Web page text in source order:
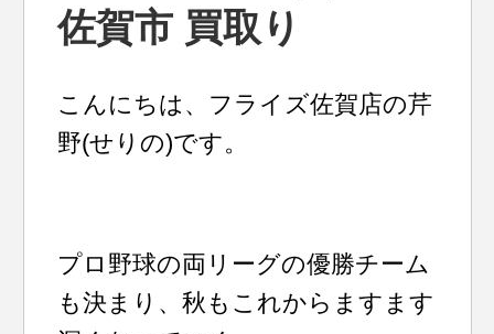
佐賀市 買取り
こんにちは、フライズ佐賀店の芹
野(せりの)です。
プロ野球の両リーグの優勝チーム
も決まり、秋もこれからますます